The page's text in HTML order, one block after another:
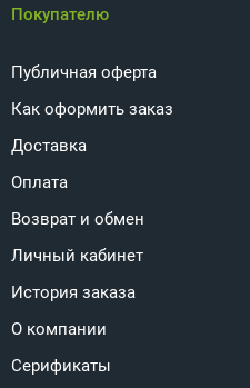
Покупателю
Публичная оферта
Как оформить заказ
Доставка
Оплата
Возврат и обмен
Личный кабинет
История заказа
О компании
Серификаты